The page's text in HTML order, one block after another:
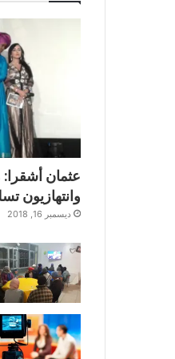
عثمان
وانتهازيون
ديسمبر 16, 2018